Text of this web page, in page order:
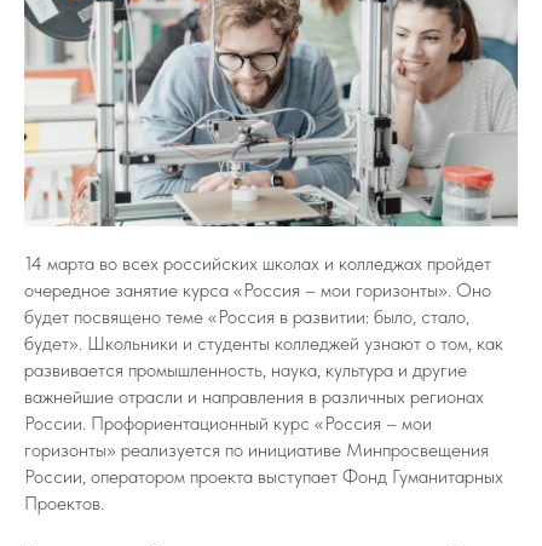
14 марта во всех российских школах и колледжах пройдет
очередное занятие курса «Россия – мои горизонты». Оно
будет посвящено теме «Россия в развитии: было, стало,
будет». Школьники и студенты колледжей узнают о том, как
развивается промышленность, наука, культура и другие
важнейшие отрасли и направления в различных регионах
России. Профориентационный курс «Россия – мои
горизонты» реализуется по инициативе Минпросвещения
России, оператором проекта выступает Фонд Гуманитарных
Проектов.